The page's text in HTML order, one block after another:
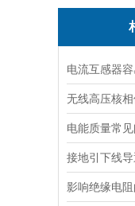
电流互感器